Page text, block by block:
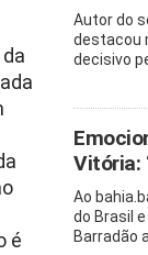
é
Autor do
destacou
decisivo
Vitória:
Ao
do Brasil
Barradão